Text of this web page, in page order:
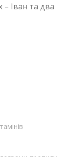
Іван та два